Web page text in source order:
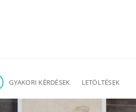
GYAKORI KÉRDÉSEK LETÖLTÉSEK